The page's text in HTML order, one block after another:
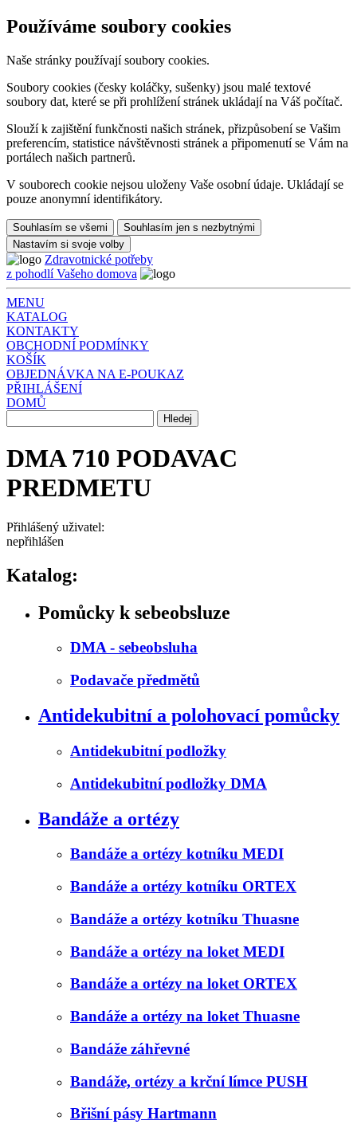
Používáme soubory cookies
Naše stránky používají soubory cookies.
Soubory cookies (česky koláčky, sušenky) jsou malé textové
soubory dat, které se při prohlížení stránek ukládají na Váš počítač.
Slouží k zajištění funkčnosti našich stránek, přizpůsobení se Vašim
preferencím, statistice návštěvnosti stránek a připomenutí se Vám na
portálech našich partnerů.
V souborech cookie nejsou uloženy Vaše osobní údaje. Ukládají se
pouze anonymní identifikátory.
Souhlasím se všemi
Souhlasím jen s nezbytnými
Nastavím si svoje volby
Zdravotnické potřeby
z pohodlí Vašeho domova
MENU
KATALOG
KONTAKTY
OBCHODNÍ PODMÍNKY
KOŠÍK
OBJEDNÁVKA NA E-POUKAZ
PŘIHLÁŠENÍ
DOMŮ
DMA 710 PODAVAC
PREDMETU
Přihlášený uživatel:
nepřihlášen
Katalog:
Pomůcky k sebeobsluze
DMA - sebeobsluha
Podavače předmětů
Antidekubitní a polohovací pomůcky
Antidekubitní podložky
Antidekubitní podložky DMA
Bandáže a ortézy
Bandáže a ortézy kotníku MEDI
Bandáže a ortézy kotníku ORTEX
Bandáže a ortézy kotníku Thuasne
Bandáže a ortézy na loket MEDI
Bandáže a ortézy na loket ORTEX
Bandáže a ortézy na loket Thuasne
Bandáže záhřevné
Bandáže, ortézy a krční límce PUSH
Břišní pásy Hartmann